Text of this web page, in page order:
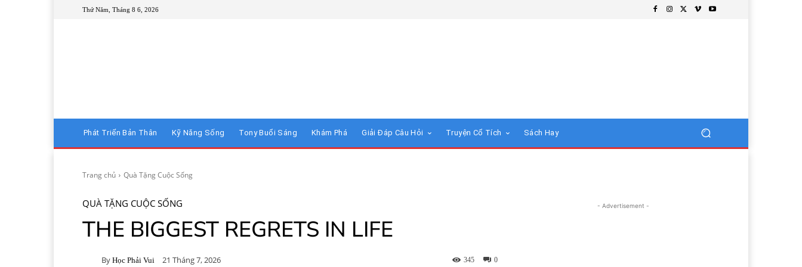
Thứ Năm, Tháng 8 6, 2026
Phát Triển Bản Thân Kỹ Năng Sống Tony Buổi Sáng Khám Phá Giải Đáp Câu Hỏi Truyện Cổ Tích Sách Hay
Trang chủ Quà Tặng Cuộc Sống
QUÀ TẶNG CUỘC SỐNG
THE BIGGEST REGRETS IN LIFE
By Học Phải Vui 21 Tháng 7, 2026 0
345
- Advertisement -